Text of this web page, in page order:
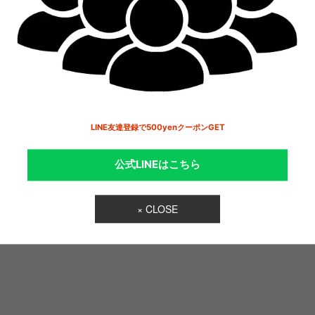
ウン、リアルフェザーはファンにとって重要なポイントの
Down Standard（レスポンシブルダウンスタンダード」（通
LINE友達登録で500yenクーポンGET
公式LINEはこちら
× CLOSE